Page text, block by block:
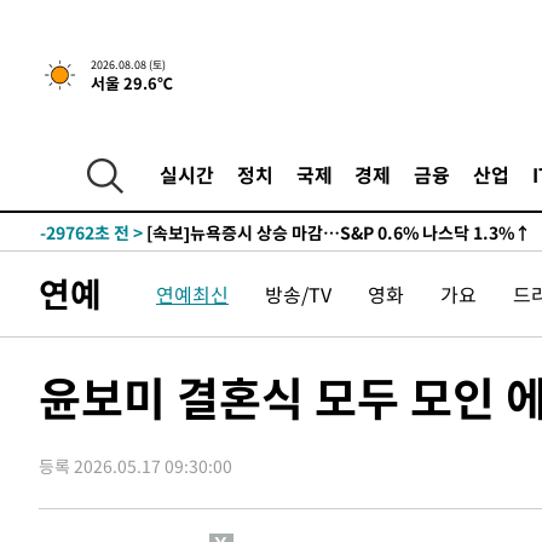
2026.08.08 (토)
서울 29.6℃
실시간 정치 국제 경제 금융 산업
-29762초 전 > [속보]뉴욕증시 상승 마감…S&P 0.6% 나스닥 1.3%↑
연예 연예최신 방송/TV 영화 가요 드
윤보미 결혼식 모두 모인
등록 2026.05.17 09:30:00